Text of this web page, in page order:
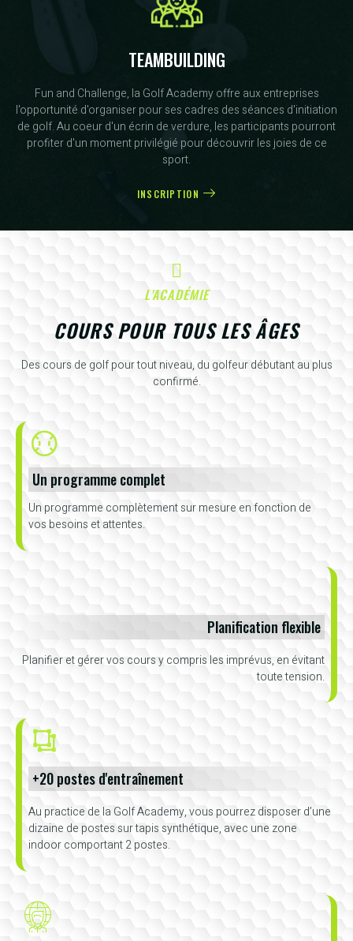
TEAMBUILDING
Fun and Challenge, la Golf Academy offre aux entreprises
l'opportunité d'organiser pour ses cadres des séances d'initiation
de golf. Au coeur d'un écrin de verdure, les participants pourront
profiter d'un moment privilégié pour découvrir les joies de ce
sport.
INSCRIPTION
L'ACADÉMIE
COURS POUR TOUS LES ÂGES
Des cours de golf pour tout niveau, du golfeur débutant au plus
confirmé.
Un programme complet
Un programme complètement sur mesure en fonction de
vos besoins et attentes.
Planification flexible
Planifier et gérer vos cours y compris les imprévus, en évitant
toute tension.
+20 postes d'entraînement
Au practice de la Golf Academy, vous pourrez disposer d’une
dizaine de postes sur tapis synthétique, avec une zone
indoor comportant 2 postes.